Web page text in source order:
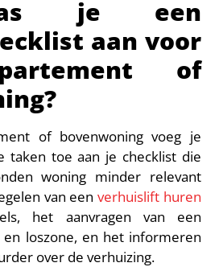
je een
aan voor
of
of bovenwoning voeg je
taken toe aan je checklist die
woning minder relevant
van een verhuislift huren
het aanvragen van een
en loszone, en het informeren
over de verhuizing.